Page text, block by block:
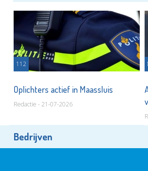
112
Oplichters actief in Maassluis
Redactie - 21-07-2026
Bedrijven